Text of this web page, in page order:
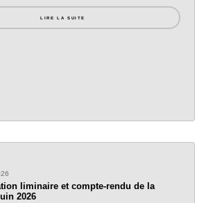
LIRE LA SUITE
liminaire et compte-rendu de la
2026